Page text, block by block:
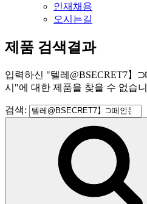
인재채용
오시는길
제품 검색결과
입력하신 "텔레@BSECRET7】
시 "에 대한 제품을 찾을 수 없습
검색: